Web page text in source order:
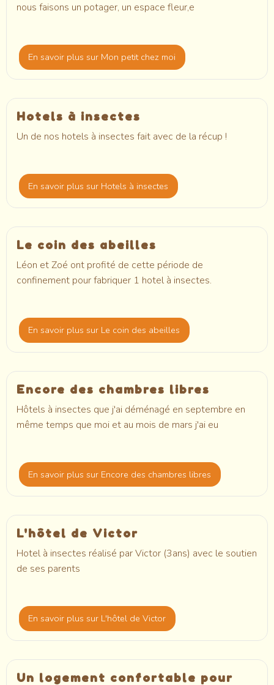
nous faisons un potager, un espace fleur,e
En savoir plussur Mon petit chez moi
Hotels à insectes
Un de nos hotels à insectes fait avec de la récup !
En savoir plussur Hotels à insectes
Le coin des abeilles
Léon et Zoé ont profité de cette période de
confinement pour fabriquer 1 hotel à insectes.
En savoir plussur Le coin des abeilles
Encore des chambres libres
Hôtels à insectes que j'ai déménagé en septembre en
même temps que moi et au mois de mars j'ai eu
En savoir plussur Encore des chambres libres
L'hôtel de Victor
Hotel à insectes réalisé par Victor (3ans) avec le soutien
de ses parents
En savoir plussur L'hôtel de Victor
Un logement confortable pour